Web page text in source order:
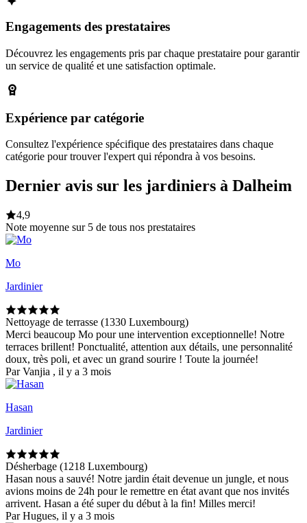
Engagements des prestataires
Découvrez les engagements pris par chaque prestataire pour garantir
un service de qualité et une satisfaction optimale.
Expérience par catégorie
Consultez l'expérience spécifique des prestataires dans chaque
catégorie pour trouver l'expert qui répondra à vos besoins.
Dernier avis sur les jardiniers à Dalheim
4,9
Note moyenne sur 5 de tous nos prestataires
Mo
Jardinier
Nettoyage de terrasse (1330 Luxembourg)
Merci beaucoup Mo pour une intervention exceptionnelle! Notre
terraces brillent! Ponctualité, attention aux détails, une personnalité
doux, très poli, et avec un grand sourire ! Toute la journée!
Par Vanjia , il y a 3 mois
Hasan
Jardinier
Désherbage (1218 Luxembourg)
Hasan nous a sauvé! Notre jardin était devenue un jungle, et nous
avions moins de 24h pour le remettre en état avant que nos invités
arrivent. Hasan a été super du début à la fin! Milles merci!
Par Hugues, il y a 3 mois